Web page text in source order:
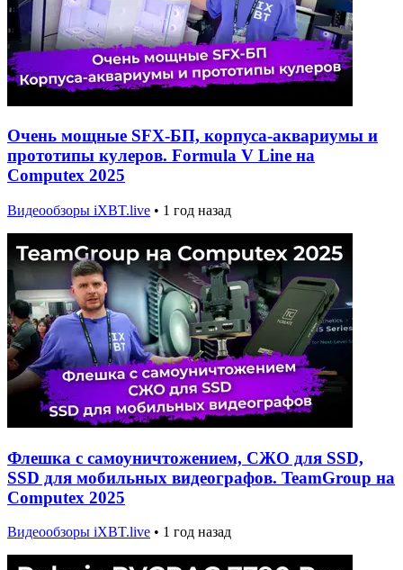
Очень мощные SFX-БП, корпуса-аквариумы и
прототипы кулеров. Formula V Line на
Computex 2025
Видеообзоры iXBT.live • 1 год назад
Флешка с самоуничтожением, СЖО для SSD,
SSD для мобильных видеографов. TeamGroup на
Computex 2025
Видеообзоры iXBT.live • 1 год назад